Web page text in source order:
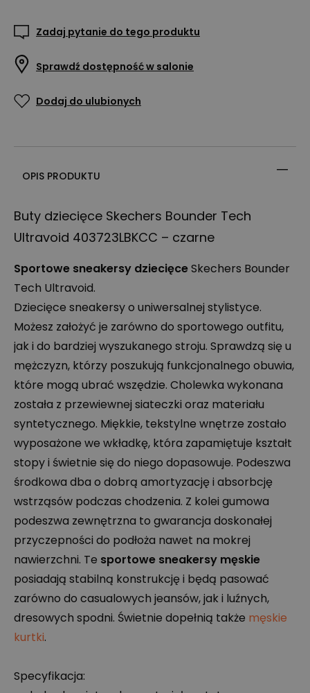
Zadaj pytanie do tego produktu
Sprawdź dostępność w salonie
Dodaj do ulubionych
OPIS PRODUKTU
Buty dziecięce Skechers Bounder Tech
Ultravoid 403723LBKCC – czarne
Sportowe sneakersy dziecięceSkechers Bounder
Tech Ultravoid.
Dziecięce sneakersy o uniwersalnej stylistyce.
Możesz założyć je zarówno do sportowego outfitu,
jak i do bardziej wyszukanego stroju. Sprawdzą się u
mężczyzn, którzy poszukują funkcjonalnego obuwia,
które mogą ubrać wszędzie. Cholewka wykonana
została z przewiewnej siateczki oraz materiału
syntetycznego. Miękkie, tekstylne wnętrze zostało
wyposażone we wkładkę, która zapamiętuje kształt
stopy i świetnie się do niego dopasowuje. Podeszwa
środkowa dba o dobrą amortyzację i absorbcję
wstrząsów podczas chodzenia. Z kolei gumowa
podeszwa zewnętrzna to gwarancja doskonałej
przyczepności do podłoża nawet na mokrej
nawierzchni. Te sportowe sneakersy męskie
posiadają stabilną konstrukcję i będą pasować
zarówno do casualowych jeansów, jak i luźnych,
dresowych spodni. Świetnie dopełnią także męskie
kurtki.
Specyfikacja: